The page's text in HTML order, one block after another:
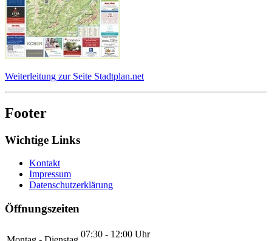
Weiterleitung zur Seite Stadtplan.net
Footer
Wichtige Links
Kontakt
Impressum
Datenschutzerklärung
Öffnungszeiten
07:30 - 12:00 Uhr